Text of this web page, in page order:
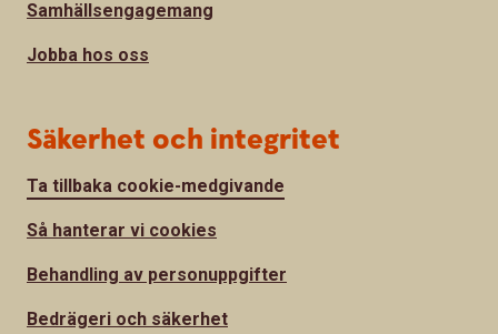
Samhällsengagemang
Jobba hos oss
Säkerhet och integritet
Ta tillbaka cookie-medgivande
Så hanterar vi cookies
Behandling av personuppgifter
Bedrägeri och säkerhet